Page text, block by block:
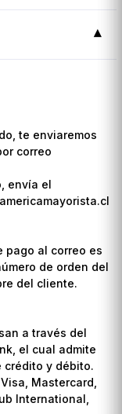
te enviaremos
correo
envía el
pago al correo es
de orden del
del cliente.
a través del
el cual admite
crédito y débito.
Mastercard,
International,